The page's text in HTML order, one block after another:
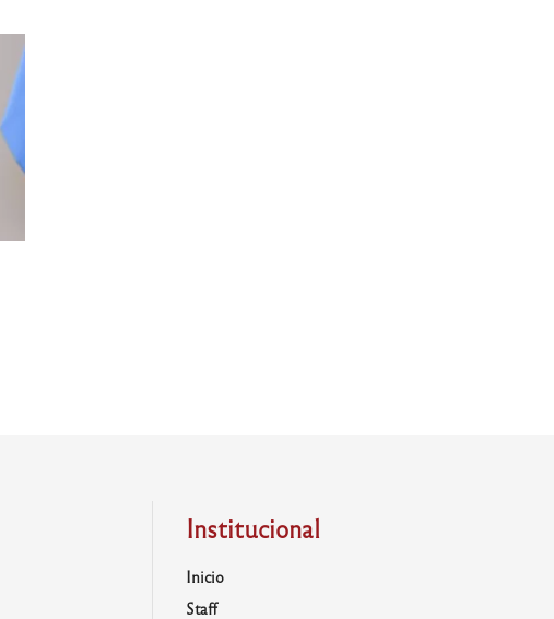
Institucional
Inicio
Staff